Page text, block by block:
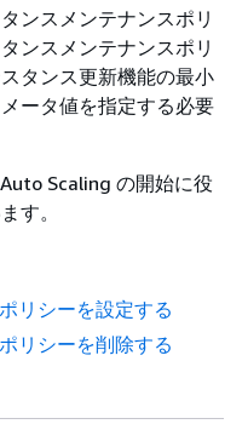
ンスメンテナンスポリ
ンスメンテナンスポリ
タンス更新機能の最小
ータ値を指定する必要
Scaling の開始に役
す。
リシーを設定する
リシーを削除する